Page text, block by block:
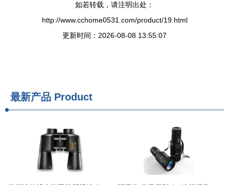
如若转载，请注明出处：
http://www.cchome0531.com/product/19.html
更新时间：2026-08-08 13:55:07
最新产品 Product